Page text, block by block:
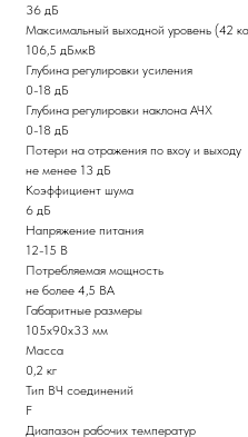
36 дБ
Максимальный выходной уровень (42
106,5 дБмкВ
Глубина регулировки усиления
0-18 дБ
Глубина регулировки наклона АЧХ
0-18 дБ
Потери на отражения по вхоу и выходу
не менее 13 дБ
Коэффициент шума
6 дБ
Напряжение питания
12-15 В
Потребляемая мощность
не более 4,5 ВА
Габаритные размеры
105х90х33 мм
Масса
0,2 кг
Тип ВЧ соединений
F
Диапазон рабочих температур